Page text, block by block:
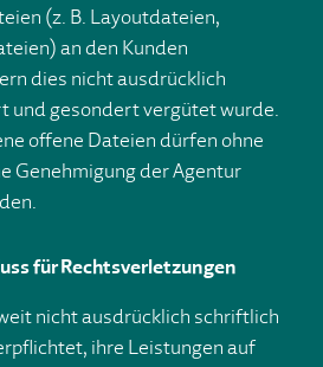
(z. B. Layoutdateien,
an den Kunden
dies nicht ausdrücklich
und gesondert vergütet wurde.
offene Dateien dürfen ohne
Genehmigung der Agentur
für Rechtsverletzungen
nicht ausdrücklich schriftlich
ihre Leistungen auf